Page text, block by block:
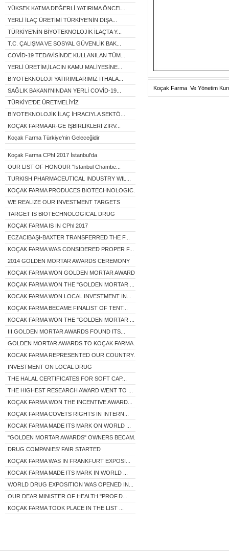
YÜKSEK KATMA DEĞERLİ YATIRIMA ÖNCEL...
YERLİ İLAÇ ÜRETİMİ TÜRKİYE'NİN DIŞA...
TÜRKİYE'NİN BİYOTEKNOLOJİK İLAÇTA Y...
T.C. ÇALIŞMA VE SOSYAL GÜVENLİK BAK...
COVİD-19 TEDAVİSİNDE KULLANILAN TÜM...
YERLİ ÜRETİM,İLACIN KAMU MALİYESİNE...
BİYOTEKNOLOJİ YATIRIMLARIMIZ İTHALA...
SAĞLIK BAKANI'NINDAN YERLİ COVİD-19...
TÜRKİYE'DE ÜRETMELİYİZ
BİYOTEKNOLOJİK İLAÇ İHRACIYLA SEKTÖ...
KOÇAK FARMA AR-GE İŞBİRLİKLERİ ZİRV...
Koçak Farma Türkiye'nin Geleceğidir
Koçak Farma CPhI 2017 İstanbul'da
OUR LIST OF HONOUR "Istanbul Chambe...
TURKISH PHARMACEUTICAL INDUSTRY WIL...
KOÇAK FARMA PRODUCES BIOTECHNOLOGIC...
WE REALIZE OUR INVESTMENT TARGETS
TARGET IS BIOTECHNOLOGICAL DRUG
KOÇAK FARMA IS IN CPhl 2017
ECZACIBAŞI-BAXTER TRANSFERRED THE F...
KOÇAK FARMA WAS CONSIDERED PROPER F...
2014 GOLDEN MORTAR AWARDS CEREMONY
KOÇAK FARMA WON GOLDEN MORTAR AWARD...
KOÇAK FARMA WON THE "GOLDEN MORTAR ...
KOCAK FARMA WON LOCAL INVESTMENT IN...
KOÇAK FARMA BECAME FINALIST OF TENT...
KOCAK FARMA WON THE "GOLDEN MORTAR ...
III.GOLDEN MORTAR AWARDS FOUND ITS...
GOLDEN MORTAR AWARDS TO KOÇAK FARMA...
KOCAK FARMA REPRESENTED OUR COUNTRY...
INVESTMENT ON LOCAL DRUG
THE HALAL CERTIFICATES FOR SOFT CAP...
THE HIGHEST RESEARCH AWARD WENT TO ...
KOÇAK FARMA WON THE INCENTIVE AWARD...
KOÇAK FARMA COVETS RIGHTS IN INTERN...
KOCAK FARMA MADE ITS MARK ON WORLD ...
"GOLDEN MORTAR AWARDS" OWNERS BECAM...
DRUG COMPANIES' FAIR STARTED
KOÇAK FARMA WAS IN FRANKFURT EXPOSI...
KOCAK FARMA MADE ITS MARK IN WORLD ...
WORLD DRUG EXPOSITION WAS OPENED IN...
OUR DEAR MINISTER OF HEALTH "PROF.D...
KOÇAK FARMA TOOK PLACE IN THE LIST ...
Koçak Farma Ve Yönetim